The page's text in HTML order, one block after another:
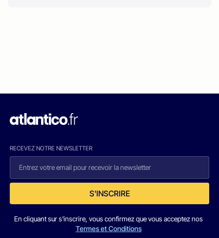
RECEVEZ NOTRE NEWSLETTER
S'INSCRIRE
En cliquant sur s'inscrire, vous confirmez que vous acceptez nos
Termes et Conditions